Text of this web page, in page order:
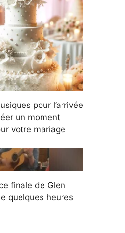
pour l’arrivée
un moment
votre mariage
finale de Glen
quelques heures